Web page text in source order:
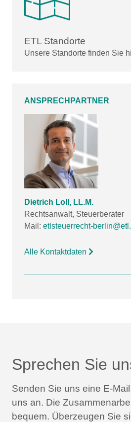
ETL Standorte
Unsere Standorte finden Sie
ANSPRECHPARTNER
Dietrich Loll, LL.M.
Rechtsanwalt, Steuerberater
Mail: etlsteuerrecht-
Alle Kontaktdaten
Sprechen Sie
Senden Sie uns eine E-
uns an. Die
bequem. Überzeugen Sie